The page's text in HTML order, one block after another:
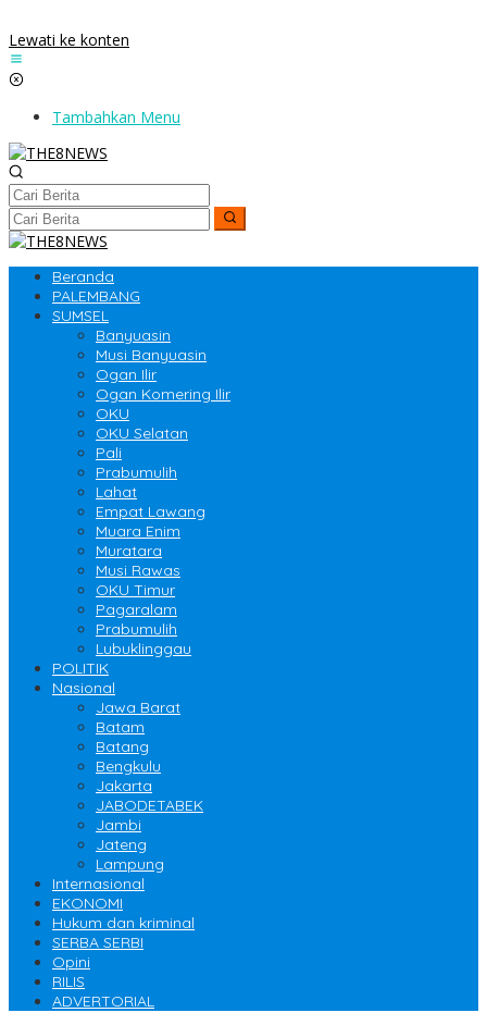
Lewati ke konten
Tambahkan Menu
Beranda
PALEMBANG
SUMSEL
Banyuasin
Musi Banyuasin
Ogan Ilir
Ogan Komering Ilir
OKU
OKU Selatan
Pali
Prabumulih
Lahat
Empat Lawang
Muara Enim
Muratara
Musi Rawas
OKU Timur
Pagaralam
Prabumulih
Lubuklinggau
POLITIK
Nasional
Jawa Barat
Batam
Batang
Bengkulu
Jakarta
JABODETABEK
Jambi
Jateng
Lampung
Internasional
EKONOMI
Hukum dan kriminal
SERBA SERBI
Opini
RILIS
ADVERTORIAL